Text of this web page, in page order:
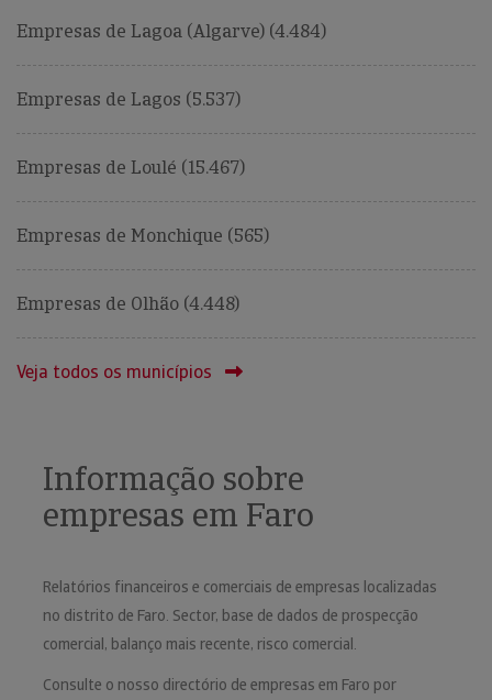
Empresas de Lagoa (Algarve) (4.484)
Empresas de Lagos (5.537)
Empresas de Loulé (15.467)
Empresas de Monchique (565)
Empresas de Olhão (4.448)
Veja todos os municípios
Informação sobre
empresas em Faro
Relatórios financeiros e comerciais de empresas localizadas
no distrito de Faro. Sector, base de dados de prospecção
comercial, balanço mais recente, risco comercial.
Consulte o nosso directório de empresas em Faro por